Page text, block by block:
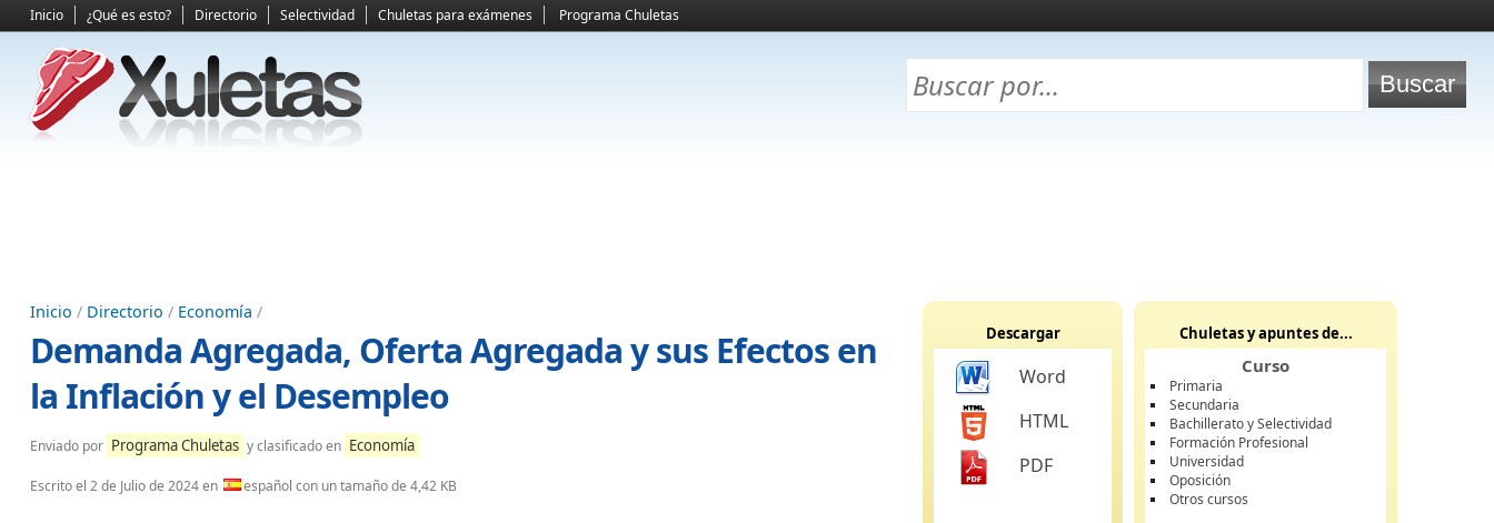
Inicio ¿Qué es esto? Directorio Selectividad Chuletas para exámenes Programa Chuletas
Inicio / Directorio / Economía /
Demanda Agregada, Oferta Agregada y sus Efectos en
la Inflación y el Desempleo
Enviado por Programa Chuletas y clasificado en Economía
Escrito el 2 de Julio de 2024en español con un tamaño de 4,42 KB
Descargar
Word
HTML
PDF
Chuletas y apuntes de...
Curso
Primaria
Secundaria
Bachillerato y Selectividad
Formación Profesional
Universidad
Oposición
Otros cursos